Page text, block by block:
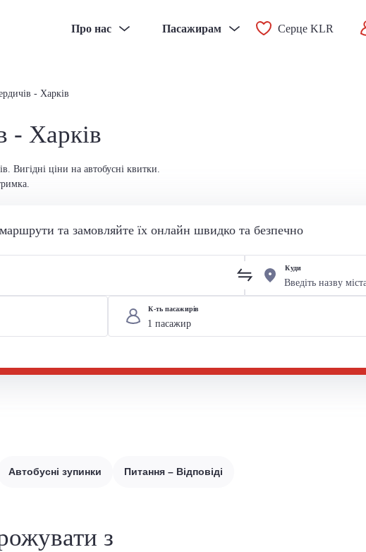
Про нас Пасажирам Серце KLR
- Харків
- Харків
Вигідні ціни на автобусні квитки.
та замовляйте їх онлайн швидко та безпечно
Куди
К-ть пасажирів
Автобусні зупинки Питання – Відповіді
з